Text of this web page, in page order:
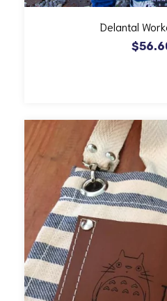
Delantal